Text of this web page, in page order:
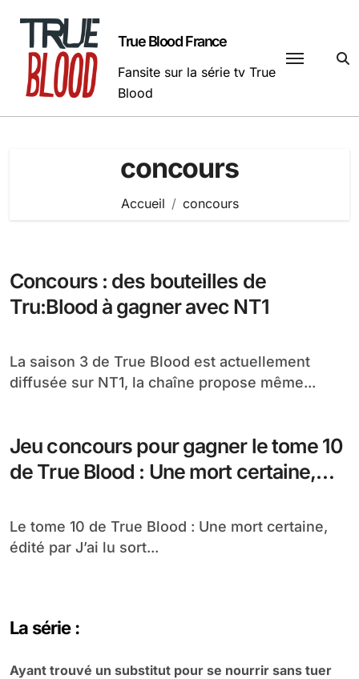
contenu
True Blood France
Fansite sur la série tv True
Blood
concours
Accueil concours
Concours : des bouteilles de
Tru:Blood à gagner avec NT1
La saison 3 de True Blood est actuellement
diffusée sur NT1, la chaîne propose même...
Jeu concours pour gagner le tome 10
de True Blood : Une mort certaine,
Le tome 10 de True Blood : Une mort certaine,
édité par J’ai lu sort...
La série :
Ayant trouvé un substitut pour se nourrir sans tuer